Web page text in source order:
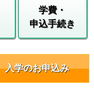
学費・
申込手続き
入学のお申込み